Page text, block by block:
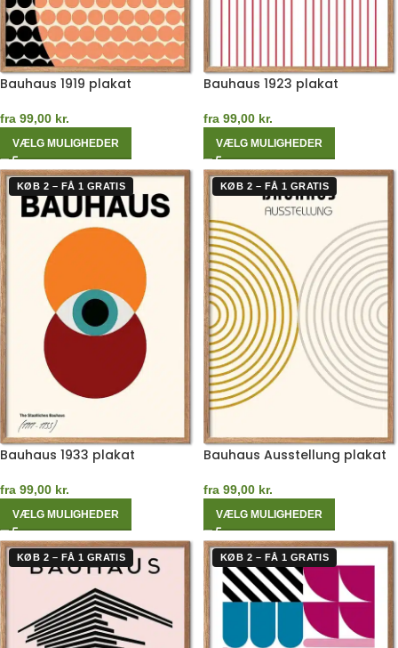
Bauhaus 1919 plakat
fra 99,00 kr.
VÆLG MULIGHEDER
Bauhaus 1923 plakat
fra 99,00 kr.
VÆLG MULIGHEDER
KØB 2 – FÅ 1 GRATIS
Bauhaus 1933 plakat
fra 99,00 kr.
VÆLG MULIGHEDER
KØB 2 – FÅ 1 GRATIS
Bauhaus Ausstellung plakat
fra 99,00 kr.
VÆLG MULIGHEDER
KØB 2 – FÅ 1 GRATIS KØB 2 – FÅ 1 GRATIS